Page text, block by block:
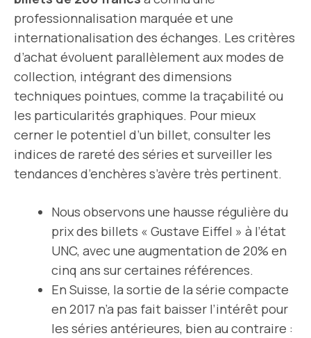
professionnalisation marquée et une
internationalisation des échanges. Les critères
d’achat évoluent parallèlement aux modes de
collection, intégrant des dimensions
techniques pointues, comme la traçabilité ou
les particularités graphiques. Pour mieux
cerner le potentiel d’un billet, consulter les
indices de rareté des séries et surveiller les
tendances d’enchères s’avère très pertinent.
Nous observons une hausse régulière du
prix des billets « Gustave Eiffel » à l’état
UNC, avec une augmentation de 20% en
cinq ans sur certaines références.
En Suisse, la sortie de la série compacte
en 2017 n’a pas fait baisser l’intérêt pour
les séries antérieures, bien au contraire :